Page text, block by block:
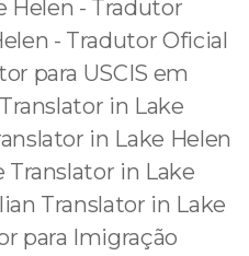
Helen - Tradutor
- Tradutor Oficial
para USCIS em
in Lake
in Lake Helen
in Lake
Translator in Lake
para Imigração